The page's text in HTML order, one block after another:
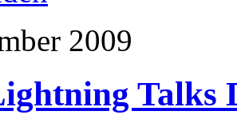
2009
Talks